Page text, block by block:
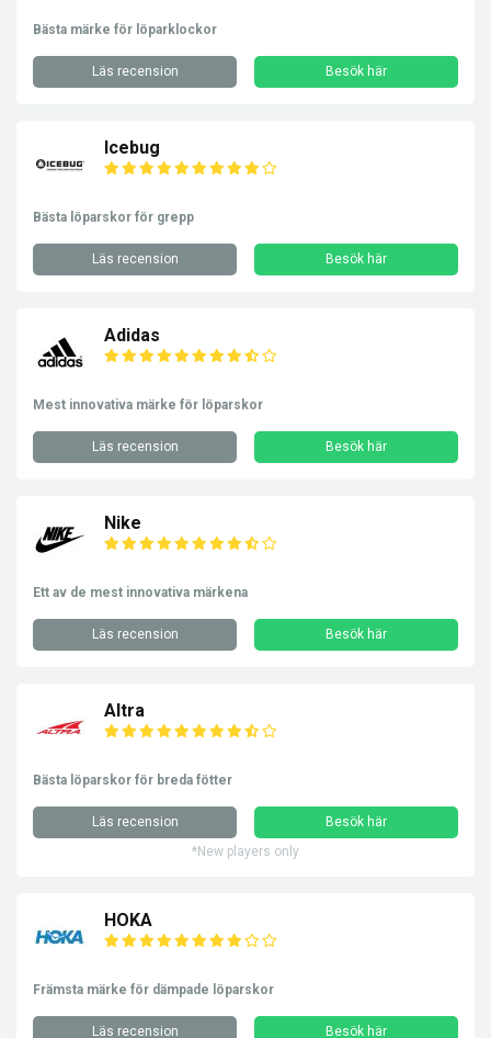
Bästa märke för löparklockor
Läs recension Besök här
Icebug
Bästa löparskor för grepp
Läs recension Besök här
Adidas
Mest innovativa märke för löparskor
Läs recension Besök här
Nike
Ett av de mest innovativa märkena
Läs recension Besök här
Altra
Bästa löparskor för breda fötter
Läs recension
Besök här
*New players only
HOKA
Främsta märke för dämpade löparskor
Läs recension Besök här